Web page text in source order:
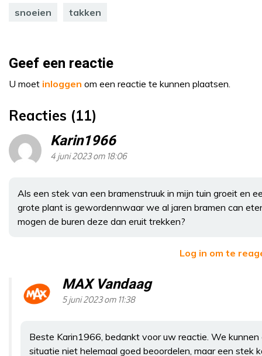
snoeien takken
Geef een reactie
U moet inloggen om een reactie te kunnen plaatsen.
Reacties (11)
Karin1966
4 juni 2023 om 18:06
Als een stek van een bramenstruuk in mijn tuin groeit en
grote plant is gewordennwaar we al jaren bramen can
mogen de buren deze dan eruit trekken?
Log in om te
MAX Vandaag
5 juni 2023 om 11:38
Beste Karin1966, bedankt voor uw reactie. We kunnen
situatie niet helemaal goed beoordelen, maar een stek